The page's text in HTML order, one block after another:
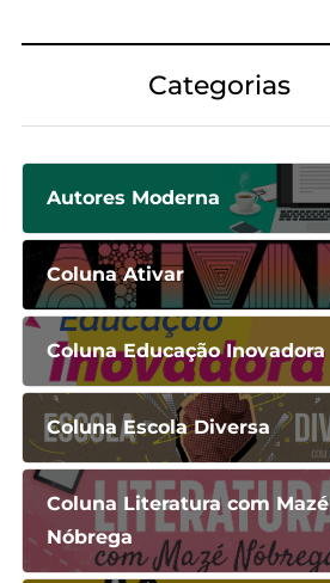
Categorias
Autores Moderna
Coluna Ativar
Coluna Educação Inovadora
Coluna Escola Diversa
Coluna Literatura com Mazé
Nóbrega